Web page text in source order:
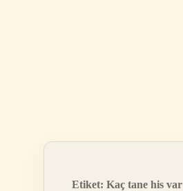
Etiket: Kaç tane his var